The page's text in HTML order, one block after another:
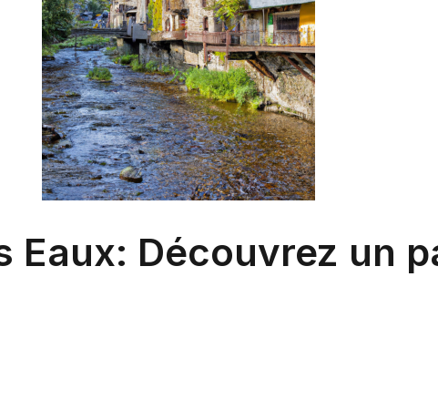
Eaux: Découvrez un